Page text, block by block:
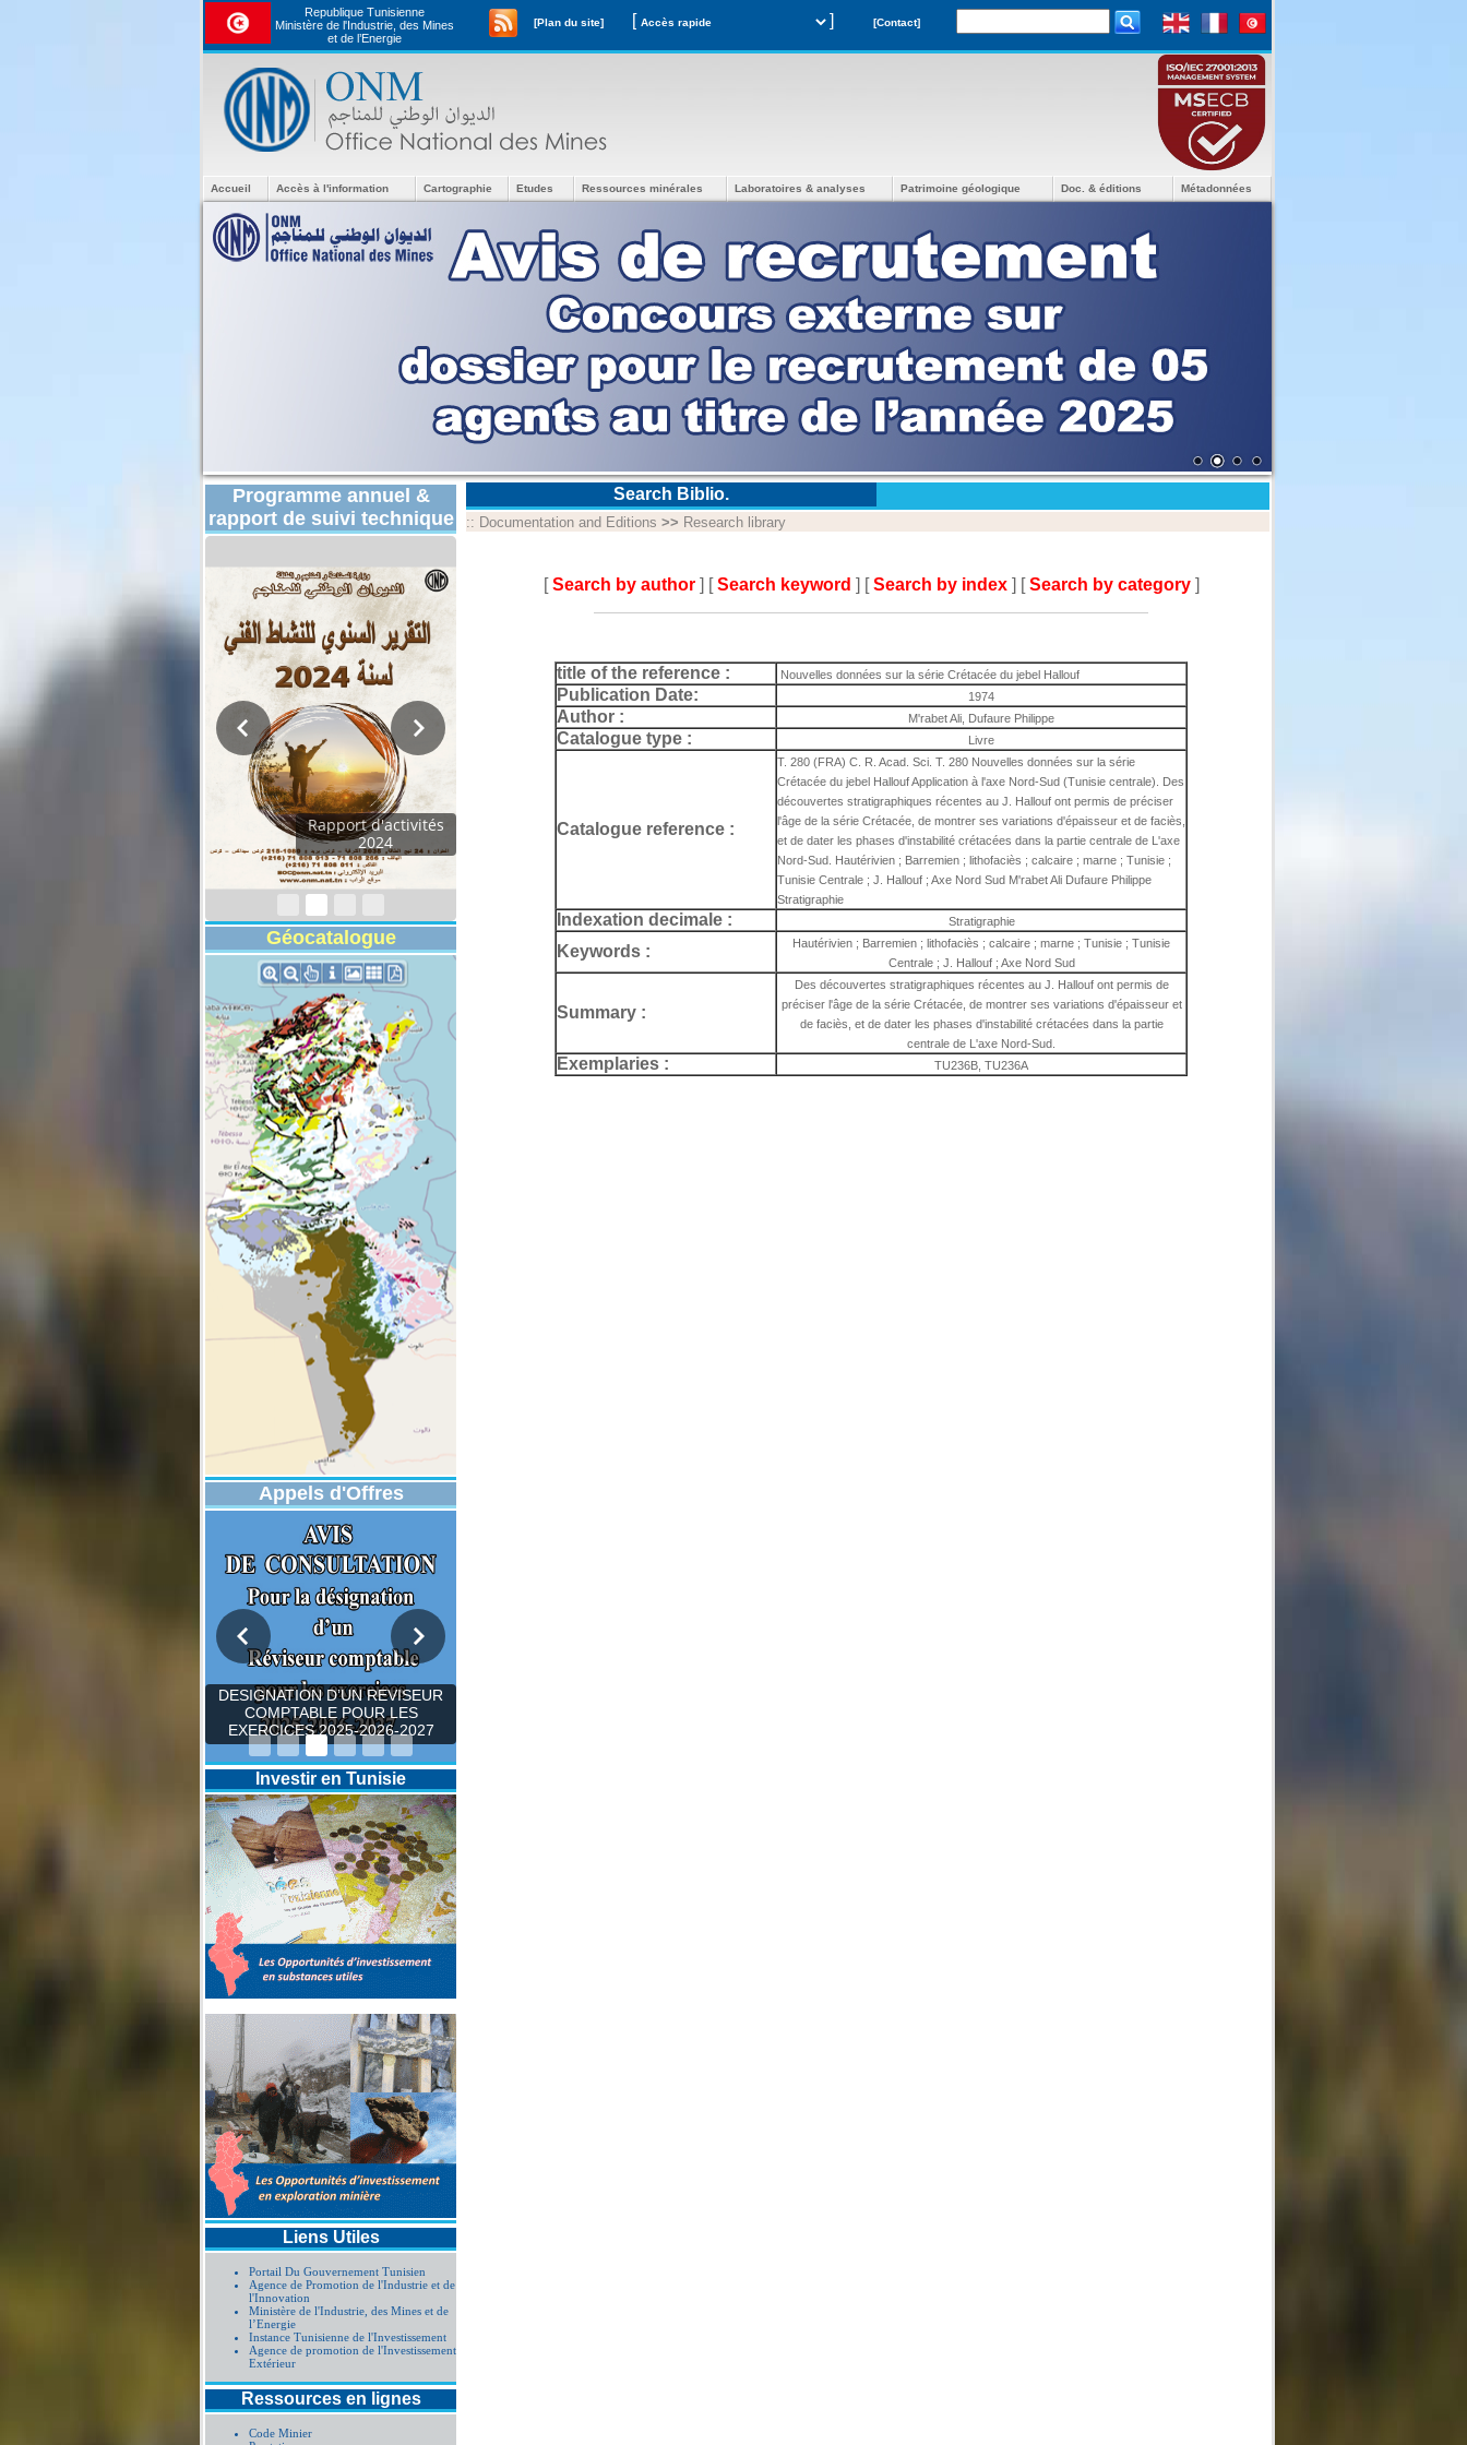
Republique Tunisienne
Ministère de l'Industrie, des Mines
et de l’Energie
[Plan du site] [ ] [Contact]
Accueil Accès à l'information Cartographie Etudes Ressources minérales Laboratoires & analyses Patrimoine géologique Doc. & éditions Métadonnées
Programme annuel &
rapport de suivi technique
Rapport d'activités
2024
Géocatalogue
Appels d'Offres
DESIGNATION D’UN REVISEUR
COMPTABLE POUR LES
EXERCICES 2025-2026-2027
Investir en Tunisie
Liens Utiles
Portail Du Gouvernement Tunisien
Agence de Promotion de l'Industrie et de
l'Innovation
Ministère de l'Industrie, des Mines et de
l’Energie
Instance Tunisienne de l'Investissement
Agence de promotion de l'Investissement
Extérieur
Ressources en lignes
Code Minier
Search Biblio.
:: Documentation and Editions >> Research library
[Search by author ] [Search keyword ] [Search by index ] [Search by category ]
title of the reference : Nouvelles données sur la série Crétacée du jebel Hallouf
Publication Date: 1974
Author : M'rabet Ali, Dufaure Philippe
Catalogue type : Livre
Catalogue reference :
T. 280 (FRA) C. R. Acad. Sci. T. 280 Nouvelles données sur la série
Crétacée du jebel Hallouf Application à l'axe Nord-Sud (Tunisie centrale). Des
découvertes stratigraphiques récentes au J. Hallouf ont permis de préciser
l'âge de la série Crétacée, de montrer ses variations d'épaisseur et de faciès,
et de dater les phases d'instabilité crétacées dans la partie centrale de L'axe
Nord-Sud. Hautérivien ; Barremien ; lithofaciès ; calcaire ; marne ; Tunisie ;
Tunisie Centrale ; J. Hallouf ; Axe Nord Sud M'rabet Ali Dufaure Philippe
Stratigraphie
Indexation decimale : Stratigraphie
Keywords :
Hautérivien ; Barremien ; lithofaciès ; calcaire ; marne ; Tunisie ; Tunisie
Centrale ; J. Hallouf ; Axe Nord Sud
Summary :
Des découvertes stratigraphiques récentes au J. Hallouf ont permis de
préciser l'âge de la série Crétacée, de montrer ses variations d'épaisseur et
de faciès, et de dater les phases d'instabilité crétacées dans la partie
centrale de L'axe Nord-Sud.
Exemplaries : TU236B, TU236A